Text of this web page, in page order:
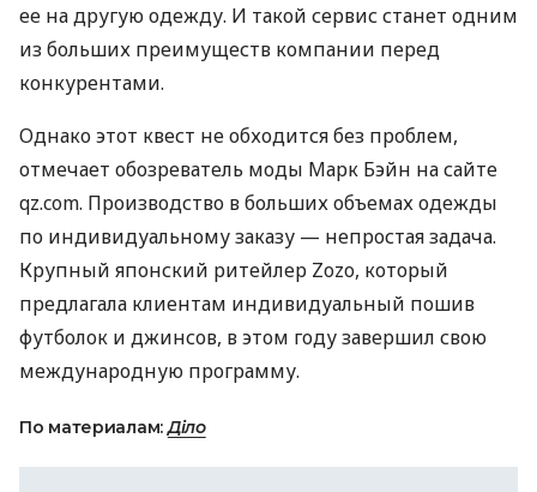
ее на другую одежду. И такой сервис станет одним
из больших преимуществ компании перед
конкурентами.
Однако этот квест не обходится без проблем,
отмечает обозреватель моды Марк Бэйн на сайте
qz.com. Производство в больших объемах одежды
по индивидуальному заказу — непростая задача.
Крупный японский ритейлер Zozo, который
предлагала клиентам индивидуальный пошив
футболок и джинсов, в этом году завершил свою
международную программу.
По материалам:Діло